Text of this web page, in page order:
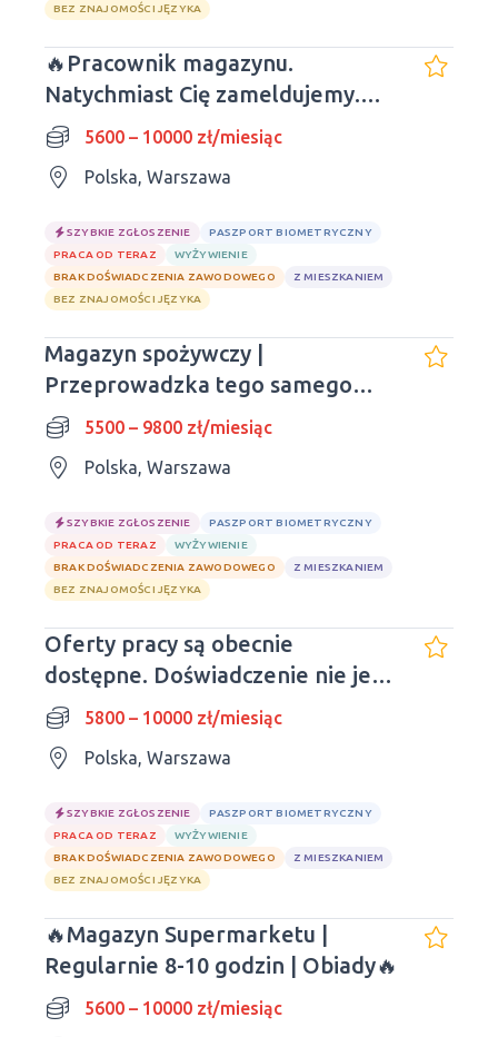
BEZ ZNAJOMOŚCI JĘZYKA
🔥Pracownik magazynu.
Natychmiast Cię zameldujemy.
Obiady wliczone w cenę.
5600 – 10000 zł/miesiąc
Polska, Warszawa
SZYBKIE ZGŁOSZENIE
PASZPORT BIOMETRYCZNY
PRACA OD TERAZ
WYŻYWIENIE
BRAK DOŚWIADCZENIA ZAWODOWEGO
Z MIESZKANIEM
BEZ ZNAJOMOŚCI JĘZYKA
Magazyn spożywczy |
Przeprowadzka tego samego
dnia | Doświadczenie nie jest
wymagane
5500 – 9800 zł/miesiąc
Polska, Warszawa
SZYBKIE ZGŁOSZENIE
PASZPORT BIOMETRYCZNY
PRACA OD TERAZ
WYŻYWIENIE
BRAK DOŚWIADCZENIA ZAWODOWEGO
Z MIESZKANIEM
BEZ ZNAJOMOŚCI JĘZYKA
Oferty pracy są obecnie
dostępne. Doświadczenie nie jest
wymagane. Liczba miejsc
ograniczona.
5800 – 10000 zł/miesiąc
Polska, Warszawa
SZYBKIE ZGŁOSZENIE
PASZPORT BIOMETRYCZNY
PRACA OD TERAZ
WYŻYWIENIE
BRAK DOŚWIADCZENIA ZAWODOWEGO
Z MIESZKANIEM
BEZ ZNAJOMOŚCI JĘZYKA
🔥Magazyn Supermarketu |
Regularnie 8-10 godzin | Obiady🔥
5600 – 10000 zł/miesiąc